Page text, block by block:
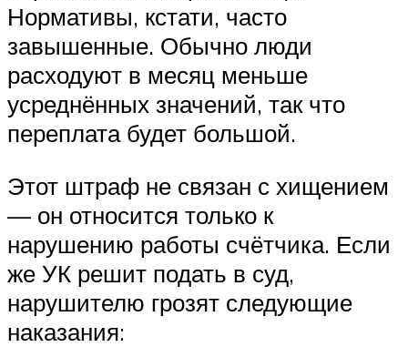
Нормативы, кстати, часто
завышенные. Обычно люди
расходуют в месяц меньше
усреднённых значений, так что
переплата будет большой.
Этот штраф не связан с хищением
— он относится только к
нарушению работы счётчика. Если
же УК решит подать в суд,
нарушителю грозят следующие
наказания: